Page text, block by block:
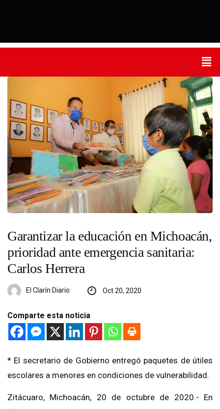
Garantizar la educación en Michoacán,
prioridad ante emergencia sanitaria:
Carlos Herrera
El Clarín Diario Oct 20, 2020
Comparte esta noticia
* El secretario de Gobierno entregó paquetes de útiles
escolares a menores en condiciones de vulnerabilidad.
Zitácuaro, Michoacán, 20 de octubre de 2020.- En